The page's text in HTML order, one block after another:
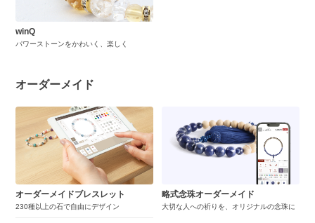
winQ
パワーストーンをかわいく、楽しく
オーダーメイド
オーダーメイドブレスレット
230種以上の石で自由にデザイン
略式念珠オーダーメイド
大切な人への祈りを、オリジナルの念珠に